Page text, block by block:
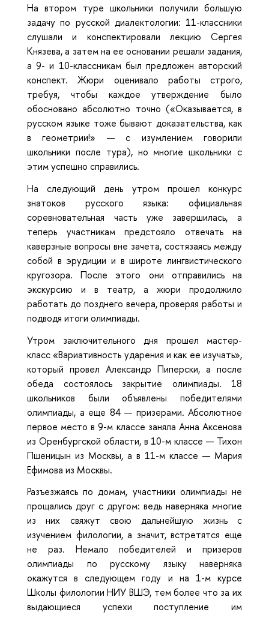
На втором туре школьники получили большую
задачу по русской диалектологии: 11-классники
слушали и конспектировали лекцию Сергея
Князева, а затем на ее основании решали задания,
а 9- и 10-классникам был предложен авторский
конспект. Жюри оценивало работы строго,
требуя, чтобы каждое утверждение было
обосновано абсолютно точно («Оказывается, в
русском языке тоже бывают доказательства, как
в геометрии!» — с изумлением говорили
школьники после тура), но многие школьники с
этим успешно справились.
На следующий день утром прошел конкурс
знатоков русского языка: официальная
соревновательная часть уже завершилась, а
теперь участникам предстояло отвечать на
каверзные вопросы вне зачета, состязаясь между
собой в эрудиции и в широте лингвистического
кругозора. После этого они отправились на
экскурсию и в театр, а жюри продолжило
работать до позднего вечера, проверяя работы и
подводя итоги олимпиады.
Утром заключительного дня прошел мастер-
класс «Вариативность ударения и как ее изучать»,
который провел Александр Пиперски, а после
обеда состоялось закрытие олимпиады. 18
школьников были объявлены победителями
олимпиады, а еще 84 — призерами. Абсолютное
первое место в 9-м классе заняла Анна Аксенова
из Оренбургской области, в 10-м классе — Тихон
Пшеницын из Москвы, а в 11-м классе — Мария
Ефимова из Москвы.
Разъезжаясь по домам, участники олимпиады не
прощались друг с другом: ведь наверняка многие
из них свяжут свою дальнейшую жизнь с
изучением филологии, а значит, встретятся еще
не раз. Немало победителей и призеров
олимпиады по русскому языку наверняка
окажутся в следующем году и на 1-м курсе
Школы филологии НИУ ВШЭ, тем более что за их
выдающиеся успехи поступление им